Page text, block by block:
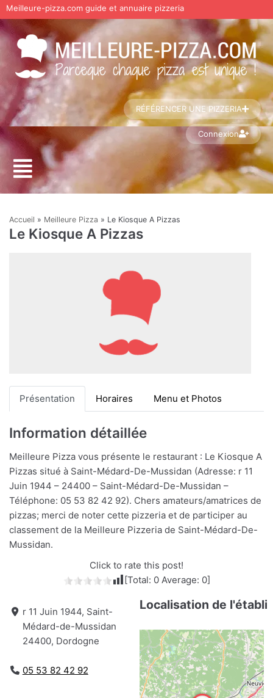
Aller
au
contenu
Meilleure-pizza.com guide et annuaire pizzeria
RÉFÉRENCER UNE PIZZERIA
Connexion
Accueil » Meilleure Pizza » Le Kiosque A Pizzas
Le Kiosque A Pizzas
Présentation Horaires Menu et Photos
Information détaillée
Meilleure Pizza vous présente le restaurant : Le Kiosque A
Pizzas situé à Saint-Médard-De-Mussidan (Adresse: r 11
Juin 1944 – 24400 – Saint-Médard-De-Mussidan –
Téléphone: 05 53 82 42 92). Chers amateurs/amatrices de
pizzas; merci de noter cette pizzeria et de participer au
classement de la Meilleure Pizzeria de Saint-Médard-De-
Mussidan.
Click to rate this post!
[Total: 0Average: 0]
r 11 Juin 1944, Saint-
Médard-de-Mussidan
24400, Dordogne
05 53 82 42 92
Localisation de